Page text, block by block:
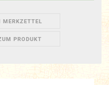
MERKZETTEL
PRODUKT